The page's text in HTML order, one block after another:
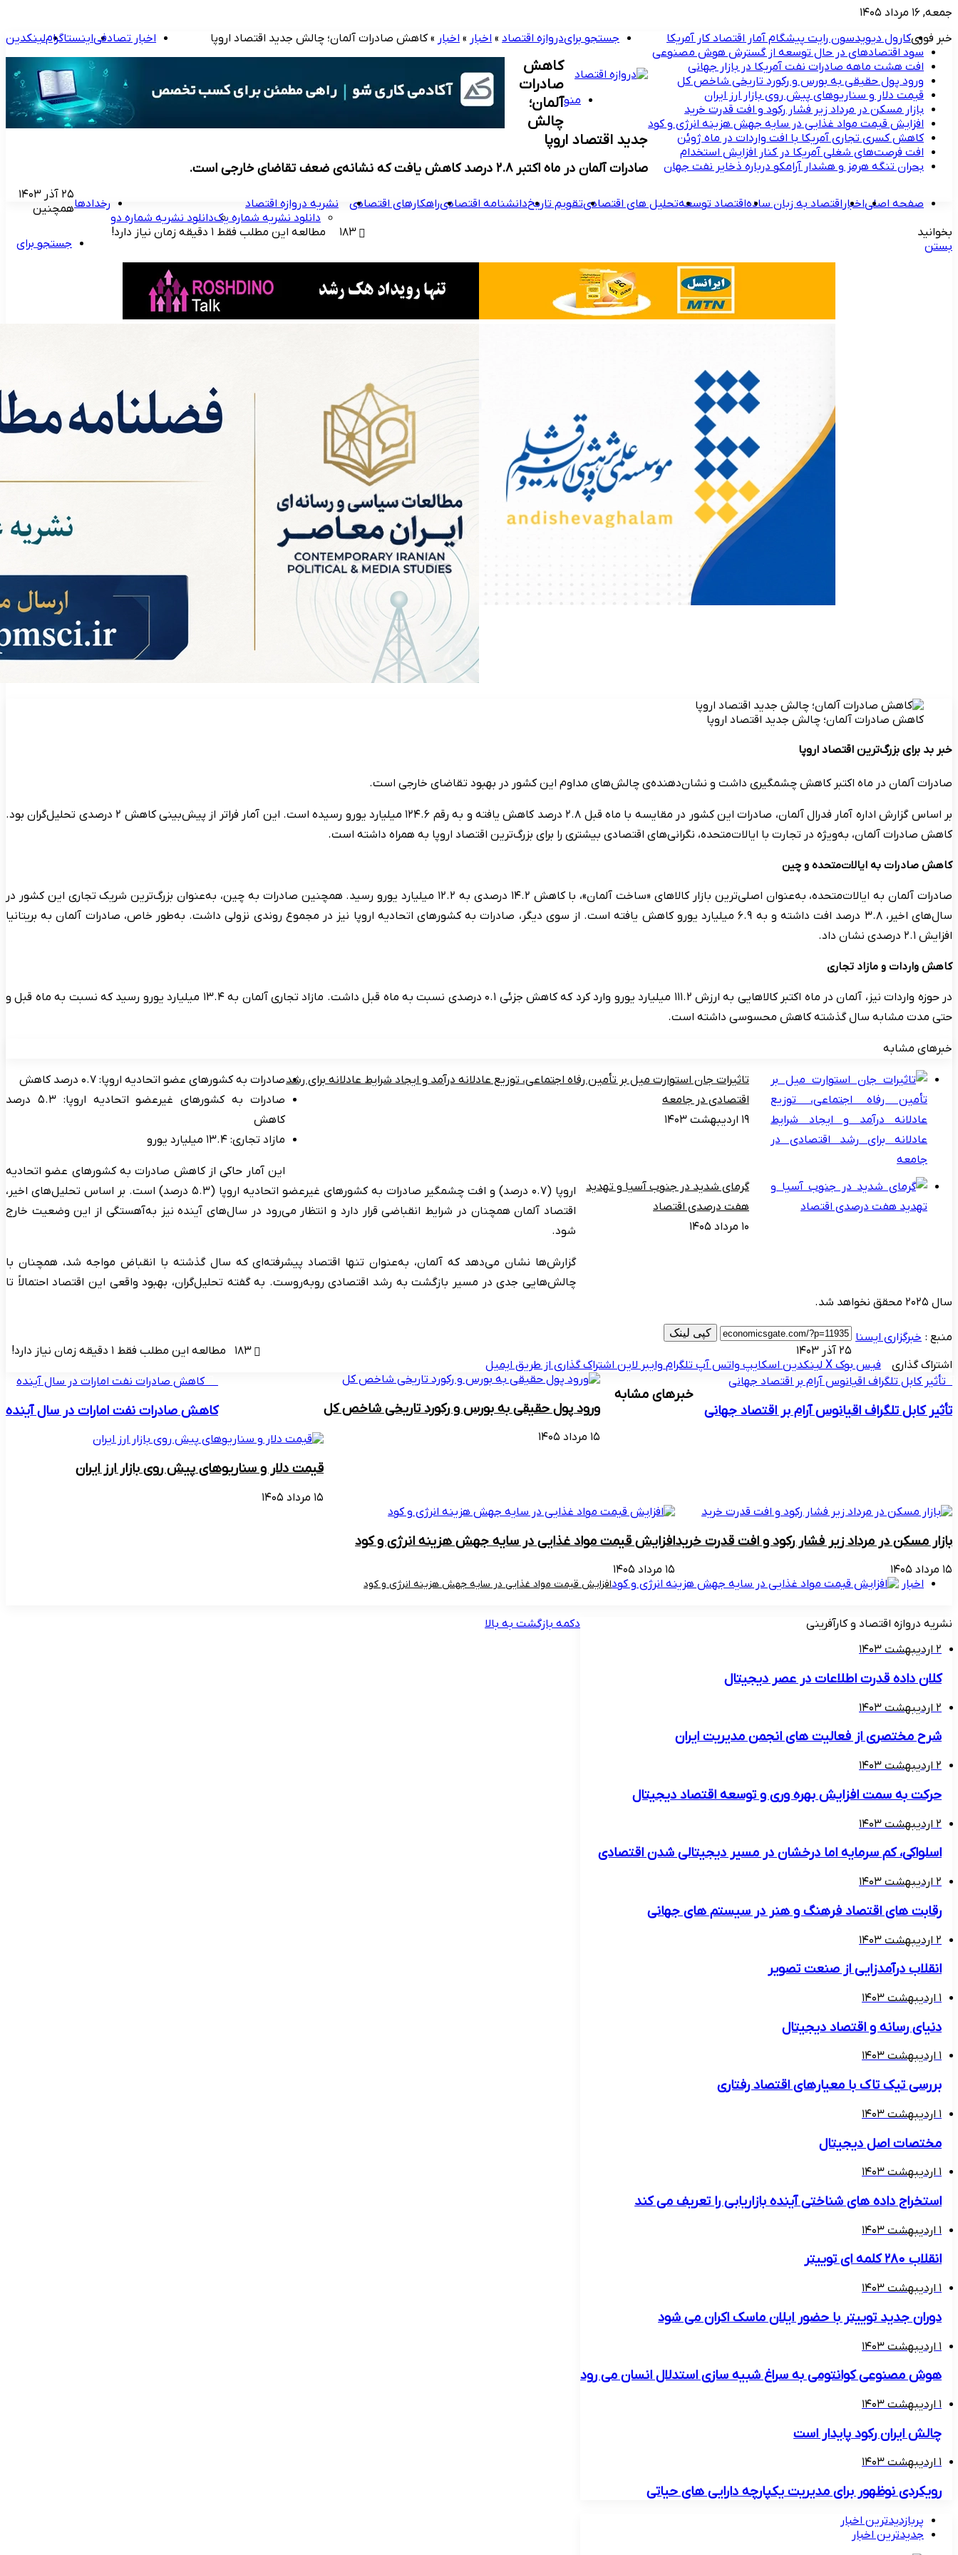
جمعه, ۱۶ مرداد ۱۴۰۵
خبر فوریکارول دیویدسون رایت پیشگام آمار اقتصاد کار آمریکا
سود اقتصادهای در حال توسعه از گسترش هوش مصنوعی
افت هشت ماهه صادرات نفت آمریکا در بازار جهانی
ورود پول حقیقی به بورس و رکورد تاریخی شاخص کل
قیمت دلار و سناریوهای پیش روی بازار ارز ایران
بازار مسکن در مرداد زیر فشار رکود و افت قدرت خرید
افزایش قیمت مواد غذایی در سایه جهش هزینه انرژی و کود
کاهش کسری تجاری آمریکا با افت واردات در ماه ژوئن
افت فرصت‌های شغلی آمریکا در کنار افزایش استخدام
بحران تنگه هرمز و هشدار آرامکو درباره ذخایر نفت جهان
لینکدیناینستاگراماخبار تصادفی جستجو برای
منو
صفحه اصلیاخباراقتصاد به زبان سادهاقتصاد توسعهتحلیل های اقتصادیتقویم تاریخدانشنامه اقتصادیراهکارهای اقتصادی
نشریه دروازه اقتصاد
دانلود نشریه شماره یکدانلود نشریه شماره دو
رخدادها
جستجو برای
دروازه اقتصاد » اخبار » اخبار »کاهش صادرات آلمان؛ چالش جدید اقتصاد اروپا
کاهش
صادرات
آلمان؛
چالش
جدید اقتصاد اروپا
صادرات آلمان در ماه اکتبر ۲.۸ درصد کاهش یافت که نشانه‌ی ضعف تقاضای خارجی است.
۲۵ آذر ۱۴۰۳
۱۸۳ مطالعه این مطلب فقط ۱ دقیقه زمان نیاز دارد!
کاهش صادرات آلمان؛ چالش جدید اقتصاد اروپا
خبر بد برای بزرگ‌ترین اقتصاد اروپا
صادرات آلمان در ماه اکتبر کاهش چشمگیری داشت و نشان‌دهنده‌ی چالش‌های مداوم این کشور در بهبود تقاضای خارجی است.
بر اساس گزارش اداره آمار فدرال آلمان، صادرات این کشور در مقایسه با ماه قبل ۲.۸ درصد کاهش یافته و به رقم ۱۲۴.۶ میلیارد یورو رسیده است. این آمار فراتر از پیش‌بینی کاهش ۲ درصدی تحلیل‌گران بود.
کاهش صادرات آلمان، به‌ویژه در تجارت با ایالات‌متحده، نگرانی‌های اقتصادی بیشتری را برای بزرگ‌ترین اقتصاد اروپا به همراه داشته است.
کاهش صادرات به ایالات‌متحده و چین
صادرات آلمان به ایالات‌متحده، به‌عنوان اصلی‌ترین بازار کالاهای «ساخت آلمان»، با کاهش ۱۴.۲ درصدی به ۱۲.۲ میلیارد یورو رسید. همچنین صادرات به چین، به‌عنوان بزرگ‌ترین شریک تجاری این کشور در
سال‌های اخیر، ۳.۸ درصد افت داشته و به ۶.۹ میلیارد یورو کاهش یافته است. از سوی دیگر، صادرات به کشورهای اتحادیه اروپا نیز در مجموع روندی نزولی داشت. به‌طور خاص، صادرات آلمان به بریتانیا
افزایش ۲.۱ درصدی نشان داد.
کاهش واردات و مازاد تجاری
در حوزه واردات نیز، آلمان در ماه اکتبر کالاهایی به ارزش ۱۱۱.۲ میلیارد یورو وارد کرد که کاهش جزئی ۰.۱ درصدی نسبت به ماه قبل داشت. مازاد تجاری آلمان به ۱۳.۴ میلیارد یورو رسید که نسبت به ماه قبل و
حتی مدت مشابه سال گذشته کاهش محسوسی داشته است.
خبرهای مشابه
تاثیرات جان استوارت میل بر تأمین رفاه اجتماعی، توزیع عادلانه درآمد و ایجاد شرایط عادلانه برای رشد
اقتصادی در جامعه
۱۹ اردیبهشت ۱۴۰۳
گرمای شدید در جنوب آسیا و تهدید
هفت درصدی اقتصاد
۱۰ مرداد ۱۴۰۵
صادرات به کشورهای عضو اتحادیه اروپا: ۰.۷ درصد کاهش
صادرات به کشورهای غیرعضو اتحادیه اروپا: ۵.۳ درصد
کاهش
مازاد تجاری: ۱۳.۴ میلیارد یورو
این آمار حاکی از کاهش صادرات به کشورهای عضو اتحادیه
اروپا (۰.۷ درصد) و افت چشمگیر صادرات به کشورهای غیرعضو اتحادیه اروپا (۵.۳ درصد) است. بر اساس تحلیل‌های اخیر،
اقتصاد آلمان همچنان در شرایط انقباضی قرار دارد و انتظار می‌رود در سال‌های آینده نیز به‌آهستگی از این وضعیت خارج
شود.
گزارش‌ها نشان می‌دهد که آلمان، به‌عنوان تنها اقتصاد پیشرفته‌ای که سال گذشته با انقباض مواجه شد، همچنان با
چالش‌هایی جدی در مسیر بازگشت به رشد اقتصادی روبه‌روست. به گفته تحلیل‌گران، بهبود واقعی این اقتصاد احتمالاً تا
سال ۲۰۲۵ محقق نخواهد شد.
منبع : خبرگزاری ایسنا کپی لینک
۲۵ آذر ۱۴۰۳ ۱۸۳
مطالعه این مطلب فقط ۱ دقیقه زمان نیاز دارد!
اشتراک گذاری
فیس بوک X لینکدین اسکایپ واتس آپ تلگرام وایبر لاین اشتراک گذاری از طریق ایمیل
تأثیر کابل تلگراف اقیانوس آرام بر اقتصاد جهانی
تأثیر کابل تلگراف اقیانوس آرام بر اقتصاد جهانی
کاهش صادرات نفت امارات در سال آینده
کاهش صادرات نفت امارات در سال آینده
خبرهای مشابه
ورود پول حقیقی به بورس و رکورد تاریخی شاخص کل
۱۵ مرداد ۱۴۰۵
قیمت دلار و سناریوهای پیش روی بازار ارز ایران
۱۵ مرداد ۱۴۰۵
بازار مسکن در مرداد زیر فشار رکود و افت قدرت خرید
۱۵ مرداد ۱۴۰۵
افزایش قیمت مواد غذایی در سایه جهش هزینه انرژی و کود
۱۵ مرداد ۱۴۰۵
همچنین
بخوانید
بستن
اخبار افزایش قیمت مواد غذایی در سایه جهش هزینه انرژی و کود
نشریه دروازه اقتصاد و کارآفرینی
۲ اردیبهشت ۱۴۰۳
کلان داده قدرت اطلاعات در عصر دیجیتال
۲ اردیبهشت ۱۴۰۳
شرح مختصری از فعالیت های انجمن مدیریت ایران
۲ اردیبهشت ۱۴۰۳
حرکت به سمت افزایش بهره وری و توسعه اقتصاد دیجیتال
۲ اردیبهشت ۱۴۰۳
اسلواکی، کم سرمایه اما درخشان در مسیر دیجیتالی شدن اقتصادی
۲ اردیبهشت ۱۴۰۳
رقابت های اقتصاد فرهنگ و هنر در سیستم های جهانی
۲ اردیبهشت ۱۴۰۳
انقلاب درآمدزایی از صنعت تصویر
۱ اردیبهشت ۱۴۰۳
دنیای رسانه و اقتصاد دیجیتال
۱ اردیبهشت ۱۴۰۳
بررسی تیک تاک با معیارهای اقتصاد رفتاری
۱ اردیبهشت ۱۴۰۳
مختصات اصل دیجیتال
۱ اردیبهشت ۱۴۰۳
استخراج داده های شناختی آینده بازاریابی را تعریف می کند
۱ اردیبهشت ۱۴۰۳
انقلاب ۲۸۰ کلمه ای توییتر
۱ اردیبهشت ۱۴۰۳
دوران جدید توییتر با حضور ایلان ماسک اکران می شود
۱ اردیبهشت ۱۴۰۳
هوش مصنوعی کوانتومی به سراغ شبیه سازی استدلال انسان می رود
۱ اردیبهشت ۱۴۰۳
چالش ایران رکود پایدار است
۱ اردیبهشت ۱۴۰۳
رویکردی نوظهور برای مدیریت یکپارچه دارایی های حیاتی
پربازدیدترین اخبار
جدیدترین اخبار
دکمه بازگشت به بالا